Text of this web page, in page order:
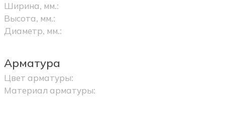
Ширина, мм.:
Высота, мм.:
Диаметр, мм.:
Арматура
Цвет арматуры:
Материал арматуры: